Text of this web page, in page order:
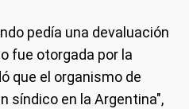
pedía una devaluación
fue otorgada por la
que el organismo de
síndico en la Argentina",